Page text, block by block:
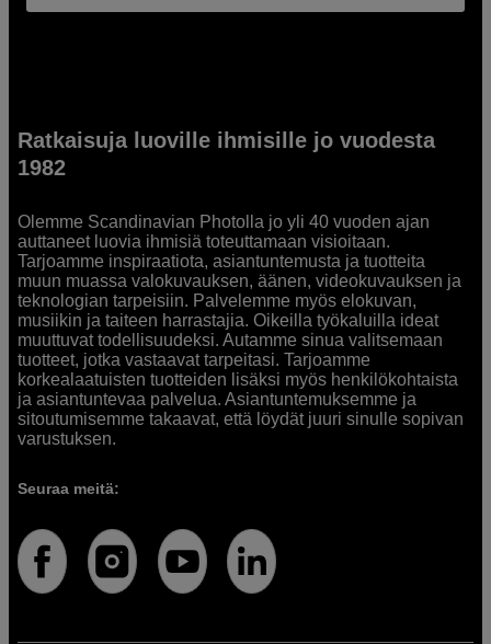
Ratkaisuja luoville ihmisille jo vuodesta
1982
Olemme Scandinavian Photolla jo yli 40 vuoden ajan
auttaneet luovia ihmisiä toteuttamaan visioitaan.
Tarjoamme inspiraatiota, asiantuntemusta ja tuotteita
muun muassa valokuvauksen, äänen, videokuvauksen ja
teknologian tarpeisiin. Palvelemme myös elokuvan,
musiikin ja taiteen harrastajia. Oikeilla työkaluilla ideat
muuttuvat todellisuudeksi. Autamme sinua valitsemaan
tuotteet, jotka vastaavat tarpeitasi. Tarjoamme
korkealaatuisten tuotteiden lisäksi myös henkilökohtaista
ja asiantuntevaa palvelua. Asiantuntemuksemme ja
sitoutumisemme takaavat, että löydät juuri sinulle sopivan
varustuksen.
Seuraa meitä: